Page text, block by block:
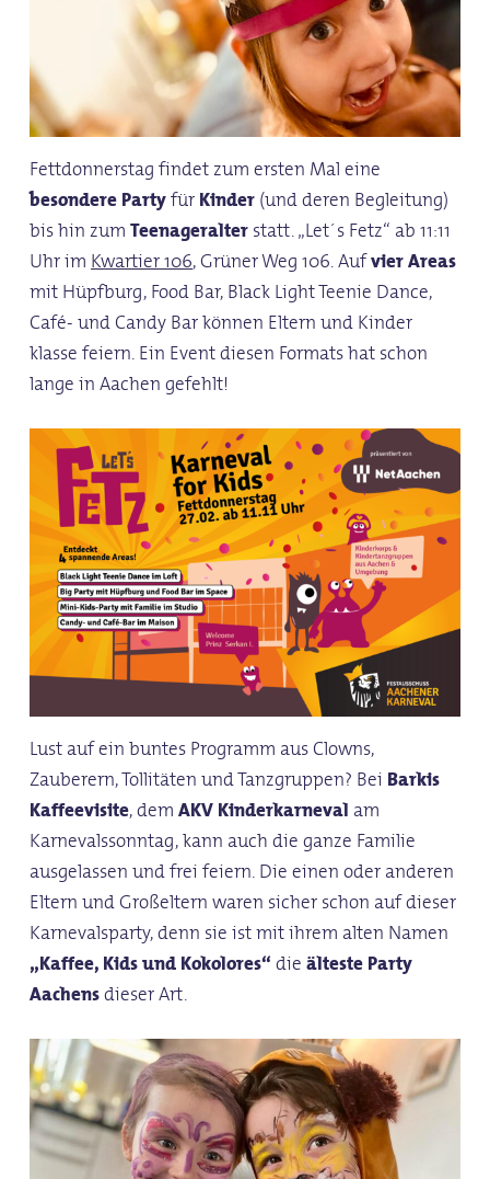
Fettdonnerstag findet zum ersten Mal eine
besondere PartyfürKinder(und deren Begleitung)
bis hin zumTeenageralterstatt. „Let´s Fetz“ ab 11:11
Uhr imKwartier 106, Grüner Weg 106. Aufvier Areas
mit Hüpfburg, Food Bar, Black Light Teenie Dance,
Café- und Candy Bar können Eltern und Kinder
klasse feiern. Ein Event diesen Formats hat schon
lange in Aachen gefehlt!
Lust auf ein buntes Programm aus Clowns,
Zauberern, Tollitäten und Tanzgruppen? Bei Barkis
Kaffeevisite, demAKV Kinderkarneval am
Karnevalssonntag, kann auch die ganze Familie
ausgelassen und frei feiern. Die einen oder anderen
Eltern und Großeltern waren sicher schon auf dieser
Karnevalsparty, denn sie ist mit ihrem alten Namen
„Kaffee, Kids und Kokolores“dieälteste Party
Aachensdieser Art.